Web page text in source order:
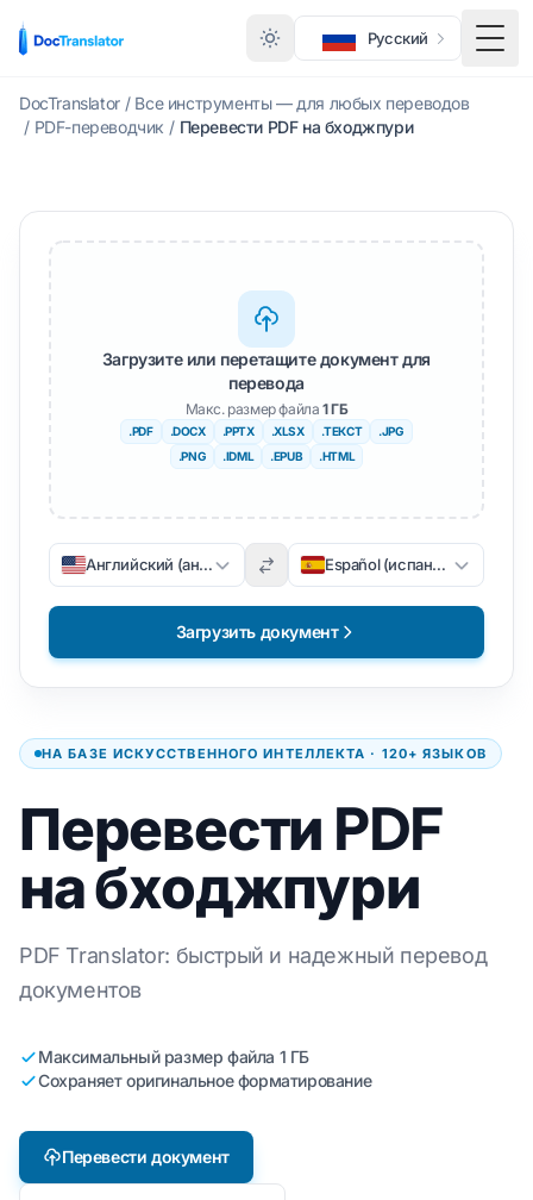
Русский
DocTranslator / Все инструменты — для любых переводов
/ PDF-переводчик / Перевести PDF на бходжпури
НА БАЗЕ ИСКУССТВЕННОГО ИНТЕЛЛЕКТА · 120+ ЯЗЫКОВ
Перевести PDF
на бходжпури
PDF Translator: быстрый и надежный перевод
документов
Максимальный размер файла 1 ГБ
Сохраняет оригинальное форматирование
Перевести документ
Загрузите или перетащите документ для
перевода
Макс. размер файла 1 ГБ
.PDF .DOCX .PPTX .XLSX .ТЕКСТ
.JPG
.PNG
.IDML .EPUB .HTML
Английский (английский) Español (испанский)
Загрузить документ